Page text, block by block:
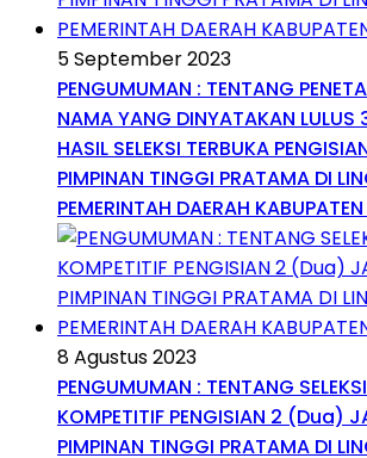
5 September 2023
PENGUMUMAN : TENTANG
NAMA YANG DINYATAKAN LULUS
HASIL SELEKSI TERBUKA
PIMPINAN TINGGI PRATAMA DI
PEMERINTAH DAERAH
8 Agustus 2023
PENGUMUMAN : TENTANG
KOMPETITIF PENGISIAN 2 (Dua)
PIMPINAN TINGGI PRATAMA DI